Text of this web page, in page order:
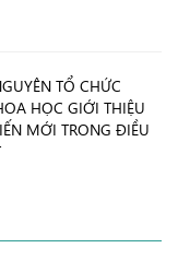
TỔ CHỨC
HỌC GIỚI THIỆU
MỚI TRONG ĐIỀU